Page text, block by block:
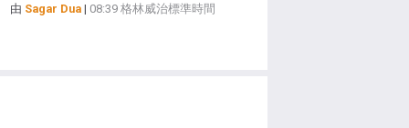
由 Sagar Dua| 08:39 格林威治標準時間